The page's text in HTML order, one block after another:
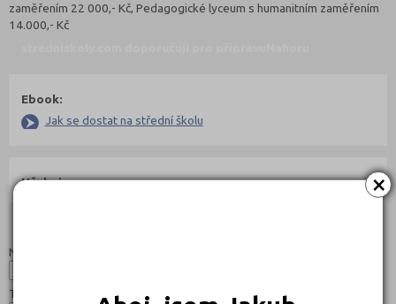
×
zaměřením 22 000,- Kč, Pedagogické lyceum s humanitním zaměřením
14.000,- Kč
Ebook:
Jak se dostat na střední školu
Učebnice:
Název:
Typ: